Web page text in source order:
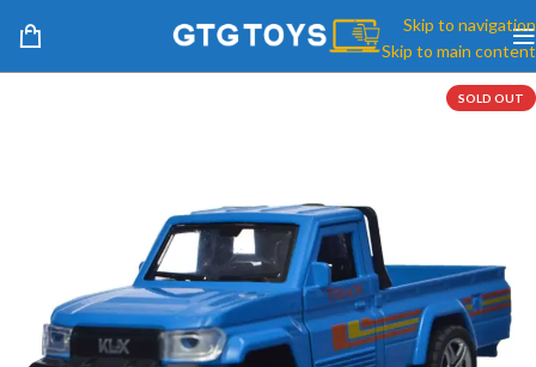
Skip to navigation
Skip to main content
SOLD OUT